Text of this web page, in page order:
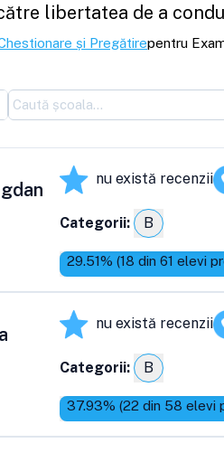
libertatea de a
și Pregătirepentru
nu există recenzii
Categorii: B
29.51% (18 din 61 elevi
nu există recenzii
Categorii: B
37.93% (22 din 58 elevi